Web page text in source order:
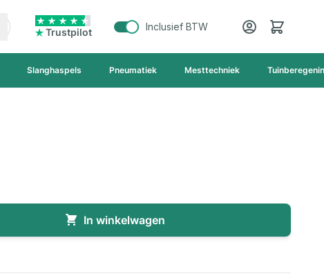
Trustpilot
Inclusief BTW Cart
Slanghaspels Pneumatiek Mesttechniek
In winkelwagen